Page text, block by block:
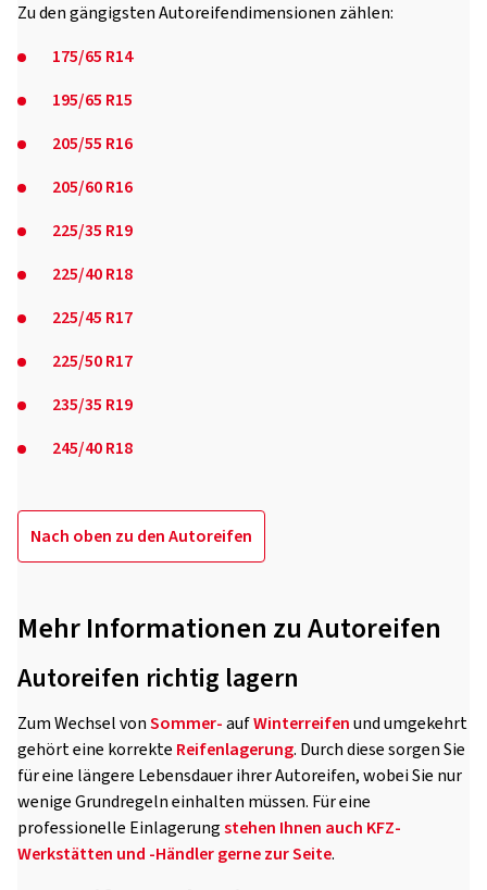
Zu den gängigsten Autoreifendimensionen zählen:
175/65 R14
195/65 R15
205/55 R16
205/60 R16
225/35 R19
225/40 R18
225/45 R17
225/50 R17
235/35 R19
245/40 R18
Nach oben zu den Autoreifen
Mehr Informationen zu Autoreifen
Autoreifen richtig lagern
Zum Wechsel vonSommer-aufWinterreifenund umgekehrt
gehört eine korrekte Reifenlagerung. Durch diese sorgen Sie
für eine längere Lebensdauer ihrer Autoreifen, wobei Sie nur
wenige Grundregeln einhalten müssen. Für eine
professionelle Einlagerungstehen Ihnen auch KFZ-
Werkstätten und -Händler gerne zur Seite.